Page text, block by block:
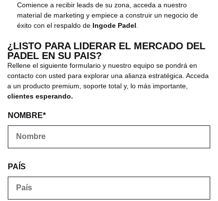
Comience a recibir leads de su zona, acceda a nuestro
material de marketing y empiece a construir un negocio de
éxito con el respaldo de Ingode Padel
¿LISTO PARA LIDERAR EL MERCADO DEL
PADEL EN SU PAIS?
Rellene el siguiente formulario y nuestro equipo se pondrá en
contacto con usted para explorar una alianza estratégica. Acceda
a un producto premium, soporte total y, lo más importante,
clientes esperando.
NOMBRE*
PAÍS